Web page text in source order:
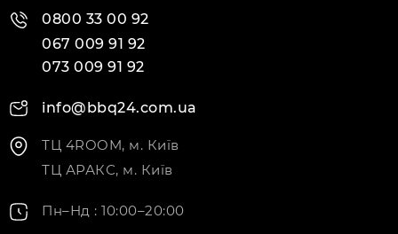
0800 33 00 92
067 009 91 92
073 009 91 92
info@bbq24.com.ua
ТЦ 4ROOM, м. Київ
ТЦ АРАКС, м. Київ
Пн–Нд : 10:00–20:00